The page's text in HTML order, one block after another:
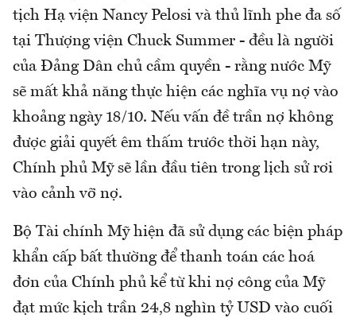
tịch Hạ viện Nancy Pelosi và thủ lĩnh phe đa số
tại Thượng viện Chuck Summer - đều là người
của Đảng Dân chủ cầm quyền - rằng nước Mỹ
sẽ mất khả năng thực hiện các nghĩa vụ nợ vào
khoảng ngày 18/10. Nếu vấn đề trần nợ không
được giải quyết êm thấm trước thời hạn này,
Chính phủ Mỹ sẽ lần đầu tiên trong lịch sử rơi
vào cảnh vỡ nợ.
Bộ Tài chính Mỹ hiện đã sử dụng các biện pháp
khẩn cấp bất thường để thanh toán các hoá
đơn của Chính phủ kể từ khi nợ công của Mỹ
đạt mức kịch trần 24,8 nghìn tỷ USD vào cuối